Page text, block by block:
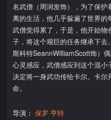
名武僧（周润发饰），为了保
离的生活，他几乎躲遍了世界的
武僧觉得累了，于是，他开始物
子，将这个艰巨的任务继承下去
斯科特SeannWilliamScott饰）
心灵感应，武僧感应到这个混小
决定将一身武功传给卡尔。卡
命。
导演： 保罗·亨特